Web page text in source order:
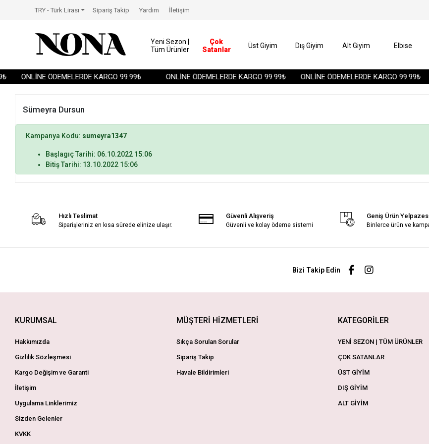
ONLİNE ÖDEMELERDE KARGO 99.99₺ ONLİNE ÖDEMELERDE KARGO 99.99₺ ONLİNE ÖDEMELERDE KARGO 99.99₺
TRY - Türk Lirası Sipariş Takip Yardım İletişim
Yeni Sezon |
Tüm Ürünler
Çok
Satanlar
Üst Giyim Dış Giyim Alt Giyim Elbise
Sümeyra Dursun
Kampanya Kodu: sumeyra1347
Başlagıç Tarihi: 06.10.2022 15:06
Bitiş Tarihi: 13.10.2022 15:06
Hızlı Teslimat
Siparişleriniz en kısa sürede elinize ulaşır.
Güvenli Alışveriş
Güvenli ve kolay ödeme sistemi
Geniş Ürün
Binlerce ürün ve
Bizi Takip Edin
KURUMSAL
Hakkımızda
Gizlilik Sözleşmesi
Kargo Değişim ve Garanti
İletişim
Uygulama Linklerimiz
Sizden Gelenler
KVKK
MÜŞTERİ HİZMETLERİ
Sıkça Sorulan Sorular
Sipariş Takip
Havale Bildirimleri
KATEGORİLER
YENİ SEZON | TÜM ÜRÜNLER
ÇOK SATANLAR
ÜST GİYİM
DIŞ GİYİM
ALT GİYİM